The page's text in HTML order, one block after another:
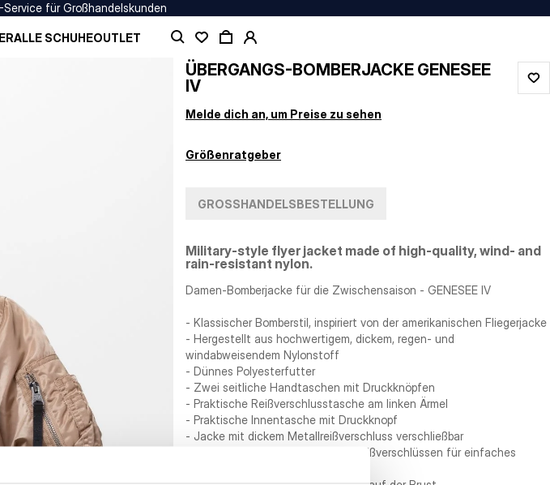
für Großhandelskunden
ALLE SCHUHEOUTLET
ÜBERGANGS-BOMBERJACKE GENESEE
IV
Melde dich an, um Preise zu sehen
Größenratgeber
GROSSHANDELSBESTELLUNG
Military-style flyer jacket made of high-quality, wind- and
rain-resistant nylon.
Damen-Bomberjacke für die Zwischensaison - GENESEE IV
- Klassischer Bomberstil, inspiriert von der amerikanischen Fliegerjacke
- Hergestellt aus hochwertigem, dickem, regen- und
windabweisendem Nylonstoff
- Dünnes Polyesterfutter
- Zwei seitliche Handtaschen mit Druckknöpfen
- Praktische Reißverschlusstasche am linken Ärmel
- Praktische Innentasche mit Druckknopf
- Jacke mit dickem Metallreißverschluss verschließbar
- Leder-Zipperanhänger an allen Reißverschlüssen für einfaches